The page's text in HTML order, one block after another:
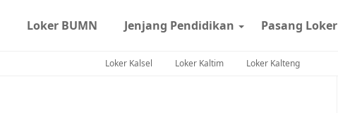
Loker BUMN Jenjang Pendidikan Pasang Loker
Loker Kalsel Loker Kaltim Loker Kalteng